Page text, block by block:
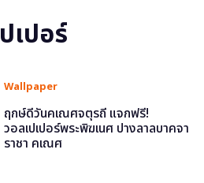
เปอร์
Wallpaper
ฤกษ์ดีวันคเณศจตุรถี แจกฟรี!
วอลเปเปอร์พระพิฆเนศ ปางลาลบาคจา
ราชา คเณศ